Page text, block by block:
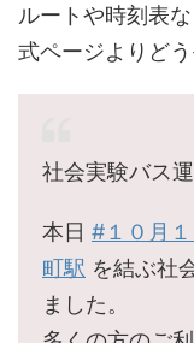
ルートや時刻表
式ページよりどう
社会実験バス
本日 #１０月１
町駅 を結ぶ社
ました。